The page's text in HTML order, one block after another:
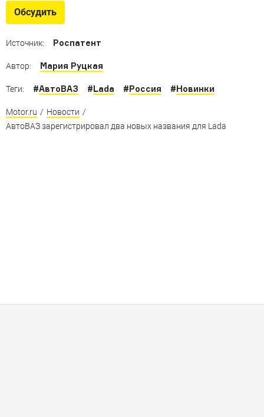
Длинные машины для крупнейшего в мире рынка
Обсудить
Источник: Роспатент
Автор: Мария Руцкая
Теги: #АвтоВАЗ #Lada #Россия #Новинки
Motor.ru / Новости /
АвтоВАЗ зарегистрировал два новых названия для Lada